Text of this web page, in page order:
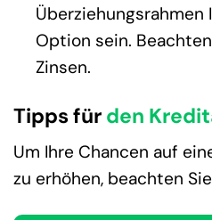
Option sein.
Zinsen.
Tipps für den
Um Ihre Chancen auf
zu erhöhen, beachten